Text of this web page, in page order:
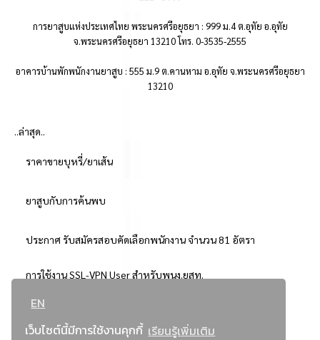
EN
เว็บไซต์นี้มีการใช้งานคุกกี้ เรียนรู้เพิ่มเติม
การยาสูบแห่งประเทศไทย พระนครศรีอยุธยา : 999 ม.4 ต.อุทัย อ.อุทัย
จ.พระนครศรีอยุธยา 13210 โทร. 0-3535-2555
อาคารบ้านพักพนักงานยาสูบ : 555 ม.9 ต.คานหาม อ.อุทัย จ.พระนครศรีอยุธยา
13210
..ล่าสุด..
ราคาขายบุหรี่/ยาเส้น
ยาสูบกับการค้นพบ
ประกาศ รับสมัครสอบคัดเลือกพนักงาน จำนวน 81 อัตรา
การใช้งาน SSL-VPN User สำหรับพนง.ยสท.
..ยอดนิยม..